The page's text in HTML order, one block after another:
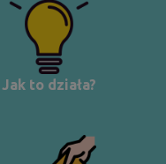
Jak to działa?